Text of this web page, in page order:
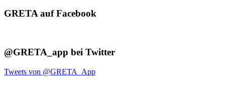
GRETA auf Facebook
@GRETA_app bei Twitter
Tweets von @GRETA_App